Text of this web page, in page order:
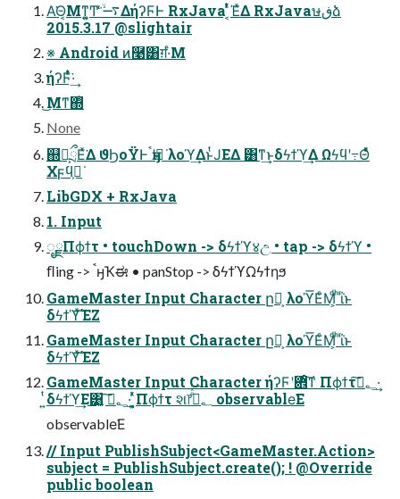
Α͘Θ͔Μͳ͍͚Ͳ ࠷ۙͭͬͯ͘ΔήʔϜͰ RxJava ͔ͭͬͯΈͯΔ RxJavaษڧձ
2015.3.17 @slightair
※ Android ͷ࿩͸ग़·ͤΜ
ήʔϜͭͬͯ͘·͢
͜Μͳ΍ͭ
None
஍໘͕ྲྀΕͯ͘Δ ϑϦοΫͰࠨӈʹಈ͘ λοϓ͢ΔͱͭͿΕΔ ͸ͳ͢ͱδϟϯϓ͢Δ Ωϟϥʹ߹Θͤͯ
Χϝϥ͕ಈ͘
LibGDX + RxJava
1. Input
ೖྗΠϕϯτ • touchDown -> δϟϯϓ४උ • tap -> δϟϯϓ •
ﬂing -> ࠨӈҠಈ • panStop -> δϟϯϓΩϟϯηϧ
GameMaster Input Character ը໘͕ λοϓ͞ΕͨΜ͕ͩ ͪΐͬͱ
δϟϯϓͯ͠ΈΖ
GameMaster Input Character ը໘͕ λοϓ͞ΕͨΜ͕ͩ ͪΐͬͱ
δϟϯϓͯ͠ΈΖ
GameMaster Input Character ήʔϜʹؔ܎ͦ͠͏ͳ Πϕϯτ؂ࢹ͠·͢
͍ͭδϟϯϓ͢Ε͹͍͍͔ ؂ࢹ͠·͢ ͍ͬͯ͏͔Πϕϯτ શ෦؂ࢹͤͯ͞ observable͘Ε
observable͘Ε
// Input PublishSubject<GameMaster.Action>
subject = PublishSubject.create(); ! @Override
public boolean